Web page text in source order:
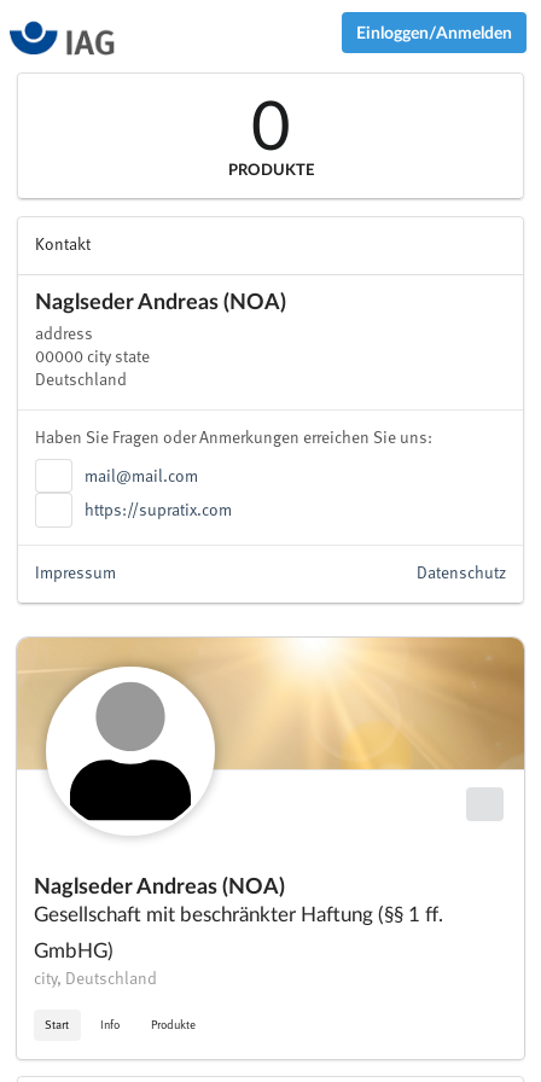
Einloggen/Anmelden
Naglseder Andreas (NOA)
Gesellschaft mit beschränkter Haftung (§§ 1 ff.
GmbHG)
city, Deutschland
Start Info Produkte
0
PRODUKTE
Kontakt
Naglseder Andreas (NOA)
address
00000 city state
Deutschland
Haben Sie Fragen oder Anmerkungen erreichen Sie uns:
mail@mail.com
https://supratix.com
Datenschutz
Impressum